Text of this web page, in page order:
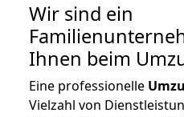
Wir sind ein
Ihnen beim
Eine professionelle
Vielzahl von